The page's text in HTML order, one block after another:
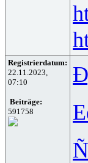
Registrierdatum:
22.11.2023,
07:10
Beiträge:
591758